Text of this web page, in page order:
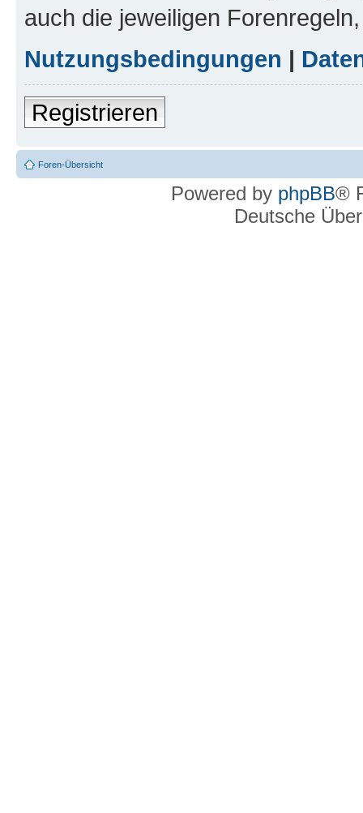
auch die jeweiligen
Nutzungsbedingungen |
Registrieren
Foren-Übersicht
Powered by phpBB®
Deutsche